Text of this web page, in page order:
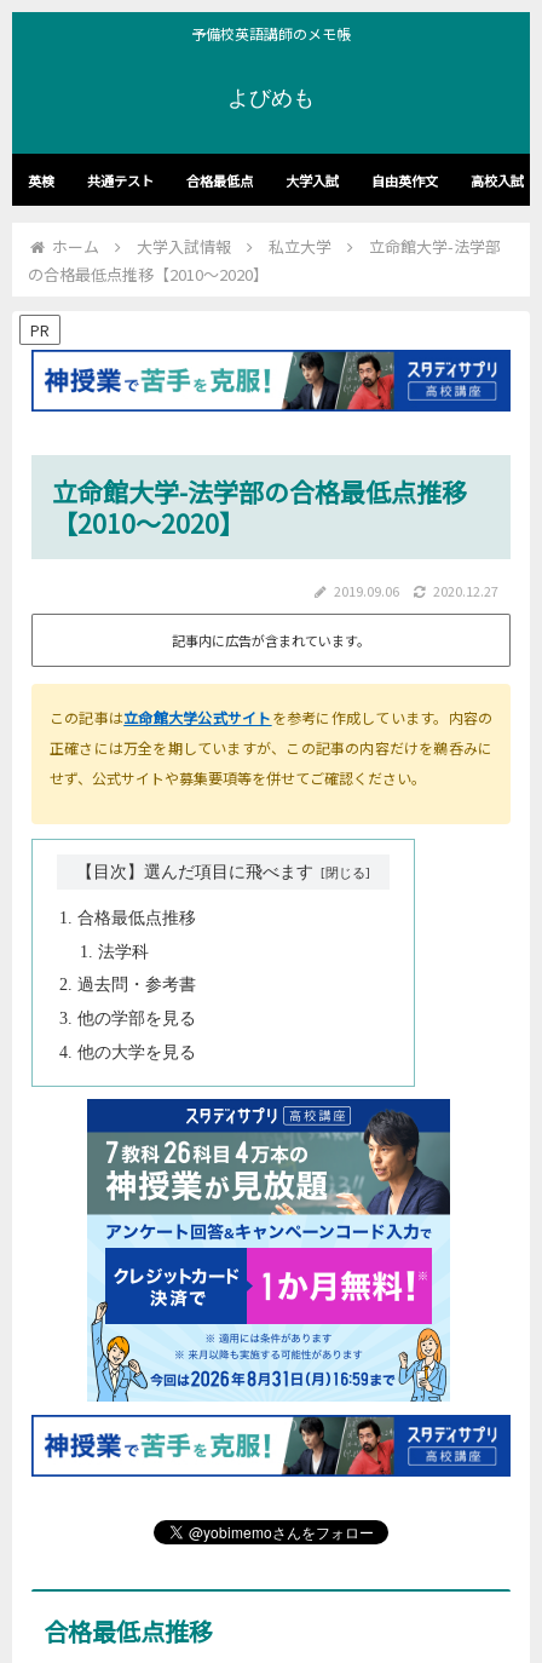
予備校英語講師のメモ帳
よびめも
英検 共通テスト 合格最低点 大学入試 自由英作文 高校入試
ホーム 大学入試情報 私立大学
立命館大学-法学部
の合格最低点推移【2010～2020】
PR
立命館大学-法学部の合格最低点推移
【2010～2020】
2019.09.06 2020.12.27
記事内に広告が含まれています。
この記事は立命館大学公式サイトを参考に作成しています。内容の
正確さには万全を期していますが、この記事の内容だけを鵜呑みに
せず、公式サイトや募集要項等を併せてご確認ください。
【目次】選んだ項目に飛べます
合格最低点推移
法学科
過去問・参考書
他の学部を見る
他の大学を見る
合格最低点推移